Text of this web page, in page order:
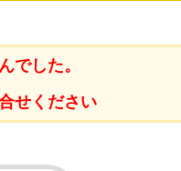
でした。
せください